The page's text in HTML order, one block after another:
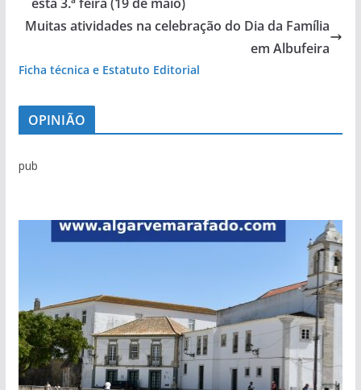
Muitas atividades na celebração do Dia da Família
em Albufeira
Ficha técnica e Estatuto Editorial
OPINIÃO
pub